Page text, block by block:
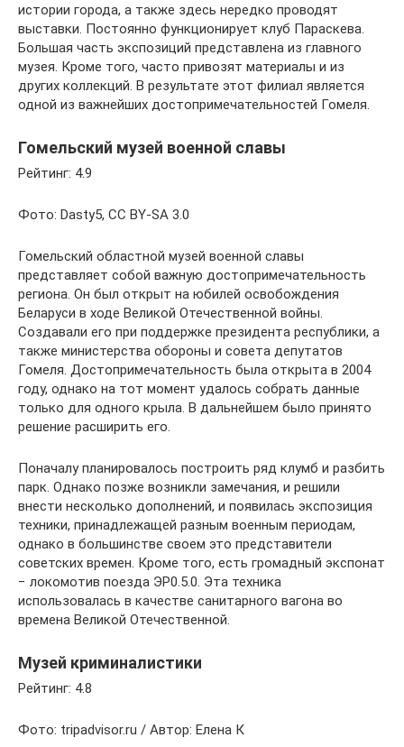
истории города, а также здесь нередко проводят
выставки. Постоянно функционирует клуб Параскева.
Большая часть экспозиций представлена из главного
музея. Кроме того, часто привозят материалы и из
других коллекций. В результате этот филиал является
одной из важнейших достопримечательностей Гомеля.
Гомельский музей военной славы
Рейтинг: 4.9
Фото: Dasty5, CC BY-SA 3.0
Гомельский областной музей военной славы
представляет собой важную достопримечательность
региона. Он был открыт на юбилей освобождения
Беларуси в ходе Великой Отечественной войны.
Создавали его при поддержке президента республики, а
также министерства обороны и совета депутатов
Гомеля. Достопримечательность была открыта в 2004
году, однако на тот момент удалось собрать данные
только для одного крыла. В дальнейшем было принято
решение расширить его.
Поначалу планировалось построить ряд клумб и разбить
парк. Однако позже возникли замечания, и решили
внести несколько дополнений, и появилась экспозиция
техники, принадлежащей разным военным периодам,
однако в большинстве своем это представители
советских времен. Кроме того, есть громадный экспонат
− локомотив поезда ЭР0.5.0. Эта техника
использовалась в качестве санитарного вагона во
времена Великой Отечественной.
Музей криминалистики
Рейтинг: 4.8
Фото: tripadvisor.ru / Автор: Елена К